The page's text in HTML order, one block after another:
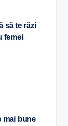
să te răzi
femei
mai bune